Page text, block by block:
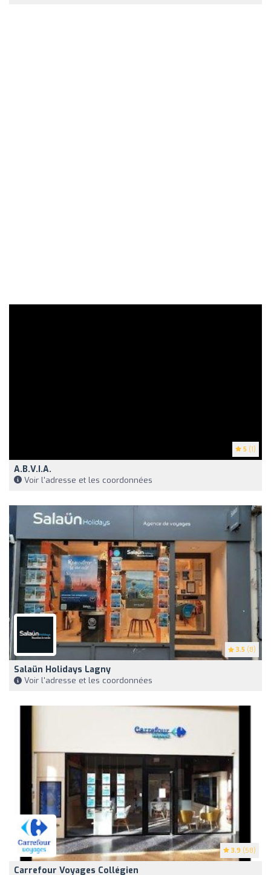
5 (1)
A.B.V.I.A.
Voir l'adresse et les coordonnées
3.5 (8)
Salaün Holidays Lagny
Voir l'adresse et les coordonnées
3.9 (58)
Carrefour Voyages Collégien